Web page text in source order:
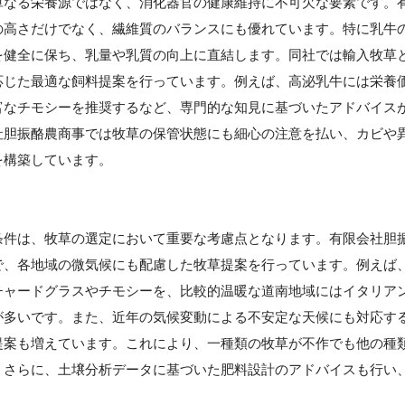
さだけでなく、繊維質のバランスにも優れています。特に乳牛
全に保ち、乳量や乳質の向上に直結します。同社では輸入牧草
た最適な飼料提案を行っています。例えば、高泌乳牛には栄養
チモシーを推奨するなど、専門的な知見に基づいたアドバイス
振酪農商事では牧草の保管状態にも細心の注意を払い、カビや
築しています。
は、牧草の選定において重要な考慮点となります。有限会社胆
各地域の微気候にも配慮した牧草提案を行っています。例えば、
ードグラスやチモシーを、比較的温暖な道南地域にはイタリア
いです。また、近年の気候変動による不安定な天候にも対応す
も増えています。これにより、一種類の牧草が不作でも他の種
らに、土壌分析データに基づいた肥料設計のアドバイスも行い、